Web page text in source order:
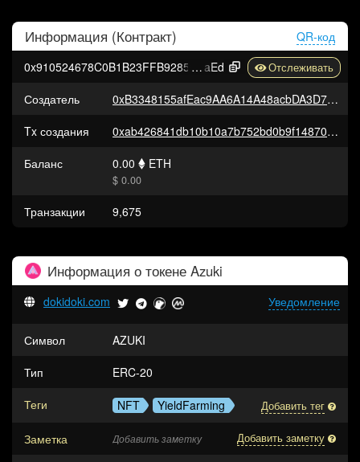
Информация (Контракт)
QR-код
0x910524678C0B1B23FFB9285a81f99C29C11CB
aEd
Создатель
0xB3348155afEac9AA6A14A48acbDA3D71100407fd
Tx создания
0xab426841db10b10a7b752bd0b9f14870859beb0d7a987ddc7434623f914f948f
Баланс
0.00 ETH
$ 0.00
Транзакции 9,675
Информация о токене Azuki
Уведомление
dokidoki.com
Символ
AZUKI
Тип
ERC-20
Теги
NFT YieldFarming Добавить тег
Заметка Добавить заметку Добавить заметку